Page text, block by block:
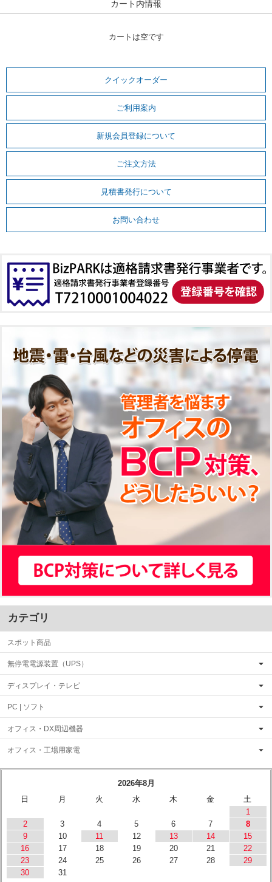
カート内情報
カートは空です
クイックオーダー
ご利用案内
新規会員登録について
ご注文方法
見積書発行について
お問い合わせ
カテゴリ
スポット商品
無停電電源装置（UPS）
ディスプレイ・テレビ
PC | ソフト
オフィス・DX周辺機器
オフィス・工場用家電
2026年8月
日
月 火 水 木 金
土
1
2
3 4 5 6 7
8
9
10 11 12 13 14
15
16
17 18 19 20 21
22
23
24 25 26 27 28
29
30
31